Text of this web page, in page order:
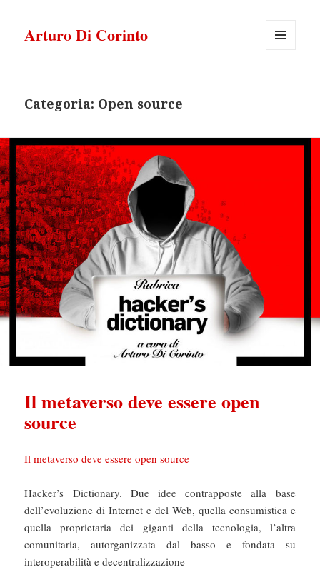
Arturo Di Corinto
Categoria: Open source
Il metaverso deve essere open
source
Il metaverso deve essere open source
Hacker’s Dictionary. Due idee contrapposte alla base
dell’evoluzione di Internet e del Web, quella consumistica e
quella proprietaria dei giganti della tecnologia, l’altra
comunitaria, autorganizzata dal basso e fondata su
interoperabilità e decentralizzazione